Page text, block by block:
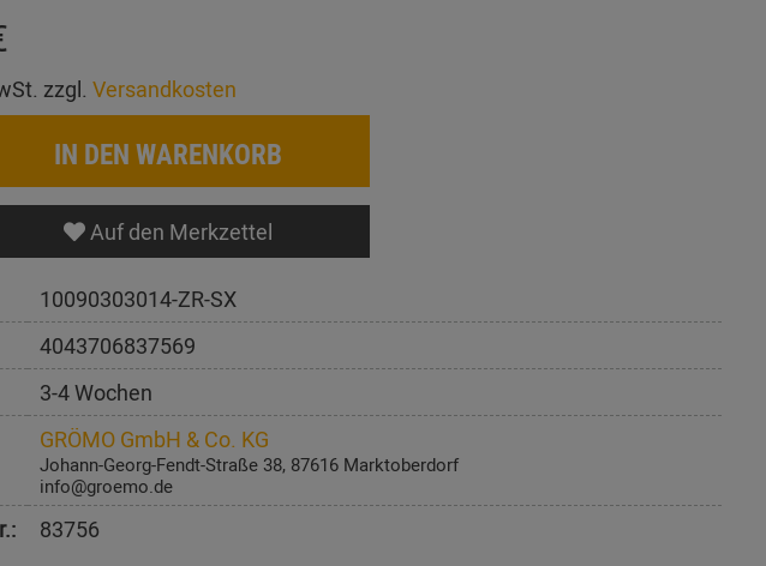
zzgl. Versandkosten
IN DEN WARENKORB
Auf den Merkzettel
10090303014-ZR-SX
4043706837569
3-4 Wochen
GRÖMO GmbH & Co. KG
Johann-Georg-Fendt-Straße 38, 87616 Marktoberdorf
info@groemo.de
83756